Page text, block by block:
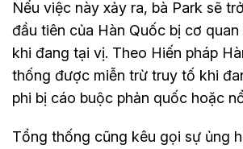
Nếu việc này xảy ra, bà Park sẽ
đầu tiên của Hàn Quốc bị cơ
khi đang tại vị. Theo Hiến pháp
thống được miễn trừ truy tố khi
phi bị cáo buộc phản quốc hoặc
Tổng thống cũng kêu gọi sự ủng